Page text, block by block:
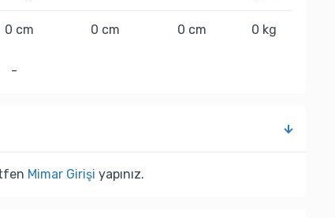
0 cm 0 cm 0 cm 0 kg
-
Mimar Girişi yapınız.